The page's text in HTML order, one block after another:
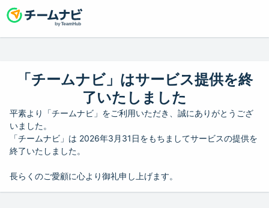
「チームナビ」はサービス提供を終
了いたしました
平素より「チームナビ」をご利用いただき、誠にありがとうござ
いました。
「チームナビ」は 2026年3月31日をもちましてサービスの提供を
終了いたしました。
長らくのご愛顧に心より御礼申し上げます。